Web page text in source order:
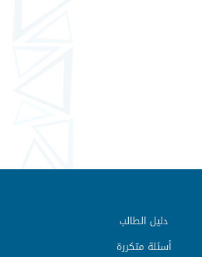
دليل الطالب
أسئلة متكررة